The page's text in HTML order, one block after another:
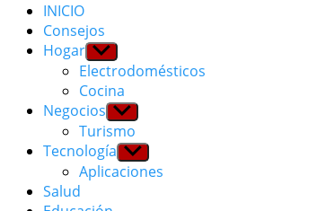
INICIO
Consejos
Hogar Show
sub
menu
Electrodomésticos
Cocina
Negocios Show
sub
menu
Turismo
Tecnología Show
sub
menu
Aplicaciones
Salud